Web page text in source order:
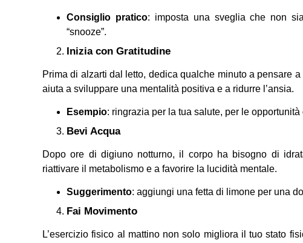
Consiglio pratico: imposta una sveglia che non
“snooze”.
Inizia con Gratitudine
Prima di alzarti dal letto, dedica qualche minuto a pensare
aiuta a sviluppare una mentalità positiva e a ridurre l’ansia.
Esempio: ringrazia per la tua salute, per le
Bevi Acqua
Dopo ore di digiuno notturno, il corpo ha bisogno di
riattivare il metabolismo e a favorire la lucidità mentale.
Suggerimento: aggiungi una fetta di limone per una
Fai Movimento
L’esercizio fisico al mattino non solo migliora il tuo stato